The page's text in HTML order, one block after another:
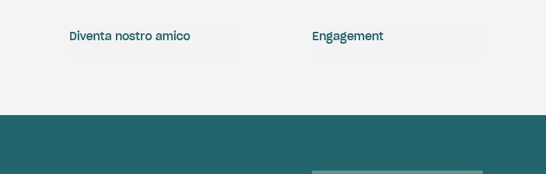
Engagement
Diventa nostro amico